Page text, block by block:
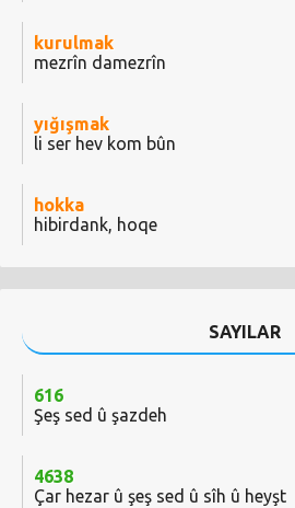
kurulmak
mezrîn damezrîn
yığışmak
li ser hev kom bûn
hokka
hibirdank, hoqe
SAYILAR
616
Şeş sed û şazdeh
4638
Çar hezar û şeş sed û sîh û heyşt